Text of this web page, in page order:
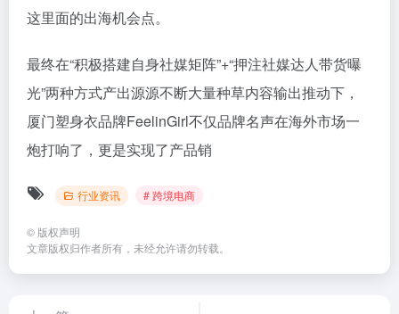
这里面的出海机会点。
最终在“积极搭建自身社媒矩阵”+“押注社媒达人带货曝
光”两种方式产出源源不断大量种草内容输出推动下，
厦门塑身衣品牌FeelinGirl不仅品牌名声在海外市场一
炮打响了，更是实现了产品销
行业资讯 # 跨境电商
© 版权声明
文章版权归作者所有，未经允许请勿转载。